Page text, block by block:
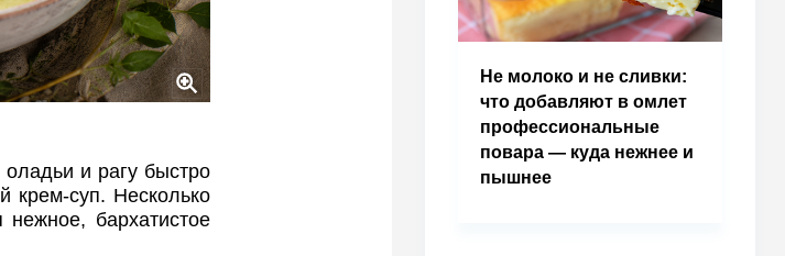
и рагу быстро
крем-суп. Несколько
бархатистое
Не молоко и не сливки:
что добавляют в омлет
профессиональные
повара — куда нежнее и
пышнее